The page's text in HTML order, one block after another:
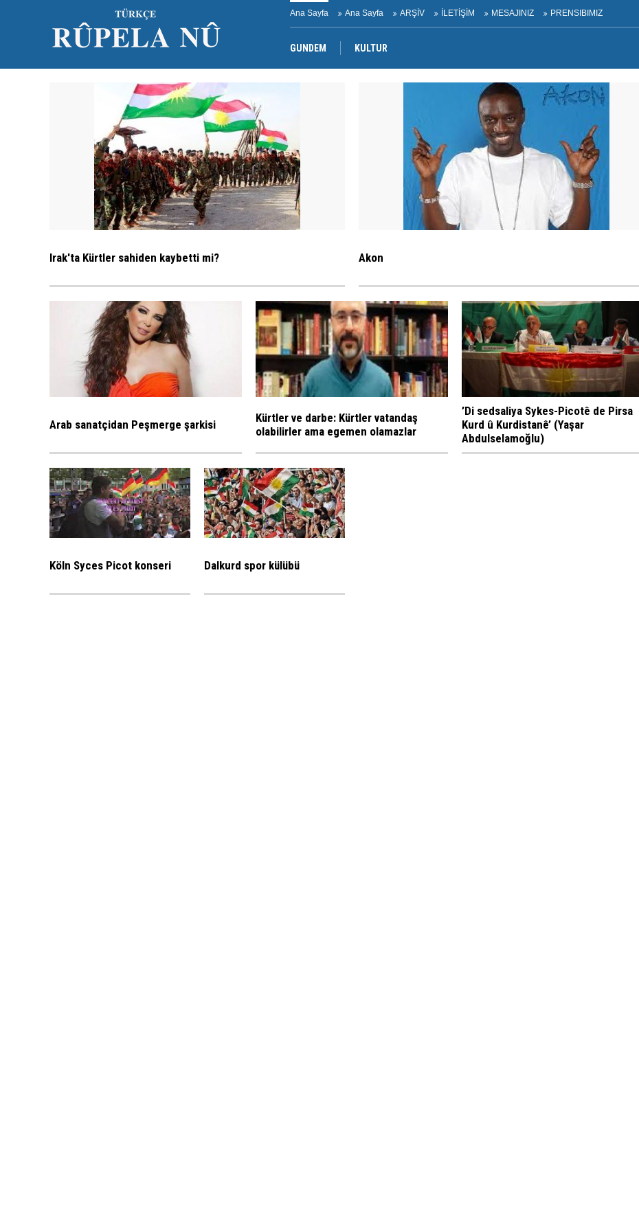
Ana Sayfa Ana Sayfa ARŞİV İLETİŞİM MESAJINIZ PRENSIBIMIZ
GUNDEM KULTUR
Irak'ta Kürtler sahiden kaybetti mi? Akon
Arab sanatçidan Peşmerge şarkisi
Kürtler ve darbe: Kürtler vatandaş
olabilirler ama egemen olamazlar
’Di sedsaliya Sykes-Picotê de Pirsa
Kurd û Kurdistanê’ (Yaşar
Abdulselamoğlu)
Köln Syces Picot konseri Dalkurd spor külübü